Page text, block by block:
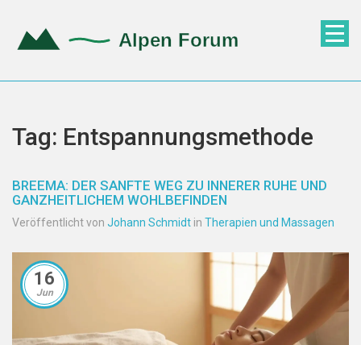
Tag: Entspannungsmethode
BREEMA: DER SANFTE WEG ZU INNERER RUHE UND
GANZHEITLICHEM WOHLBEFINDEN
Veröffentlicht von Johann Schmidt in Therapien und Massagen
16
Jun